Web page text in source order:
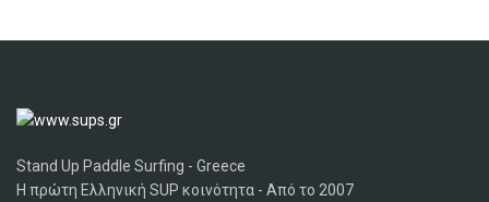
Stand Up Paddle Surfing - Greece
Η πρώτη Ελληνική SUP κοινότητα - Από το 2007